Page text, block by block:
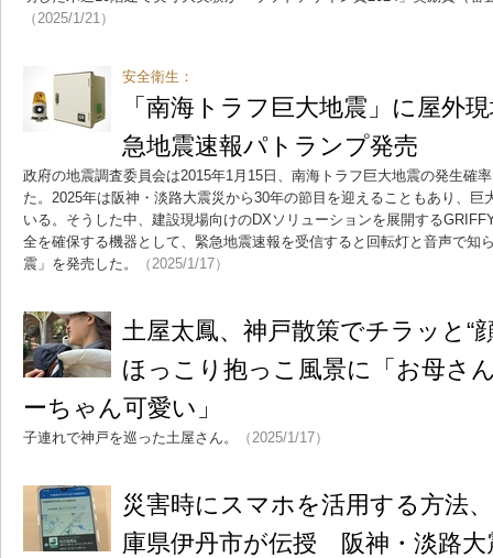
（2025/1/21）
安全衛生：
「南海トラフ巨大地震」に屋外
急地震速報パトランプ発売
政府の地震調査委員会は2015年1月15日、南海トラフ巨大地震の発生確
た。2025年は阪神・淡路大震災から30年の節目を迎えることもあり、巨
いる。そうした中、建設現場向けのDXソリューションを展開する
全を確保する機器として、緊急地震速報を受信すると回転灯と音声で知
震」を発売した。
（2025/1/17）
土屋太鳳、神戸散策でチラッと
ほっこり抱っこ風景に「お母さ
ーちゃん可愛い」
子連れで神戸を巡った土屋さん。 （2025/1/17）
災害時にスマホを活用する方法
庫県伊丹市が伝授 阪神・淡路大